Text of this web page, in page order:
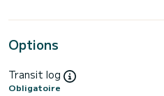
Options
Transit log
Obligatoire